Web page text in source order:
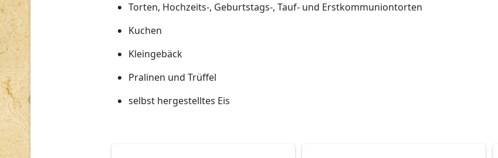
Torten, Hochzeits-, Geburtstags-, Tauf- und Erstkommuniontorten
Kuchen
Kleingebäck
Pralinen und Trüffel
selbst hergestelltes Eis